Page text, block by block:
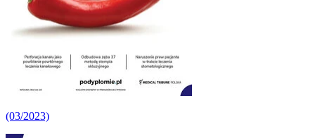
(03/2023)